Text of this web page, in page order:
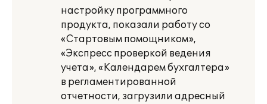
настройку программного
продукта, показали работу со
«Стартовым помощником»,
«Экспресс проверкой ведения
учета», «Календарем бухгалтера»
в регламентированной
отчетности, загрузили адресный